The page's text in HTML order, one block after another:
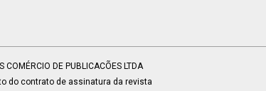
DE PUBLICACÕES LTDA
do contrato de assinatura da revista